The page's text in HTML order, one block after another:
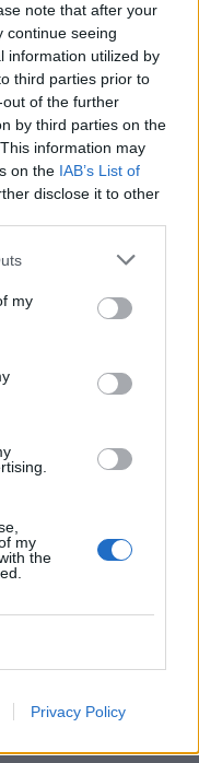
note that after your
continue seeing
information utilized by
third parties prior to
of the further
by third parties on the
information may
on the IAB’s List of
disclose it to other
my
my
the
Privacy Policy
er et
klager mot
se:
for innhold på
lenkes til.
siden eller
for